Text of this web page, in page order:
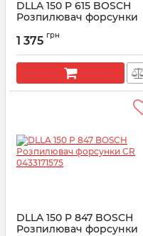
DLLA 150 P 615 BOSCH
Розпилювач форсунки
Артикул:
1 375 грн
DLLA 150 P 847 BOSCH
Розпилювач форсунки